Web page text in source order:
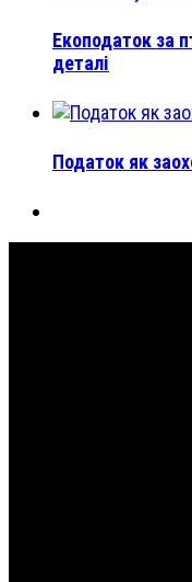
Екоподаток за
деталі
Податок як